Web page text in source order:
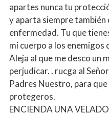
apartes nunca tu
y aparta siempre
enfermedad. Tu que
mi cuerpo a los
Aleja al que me desco un
perjudicar. . rucga al
Padres Nuestro, para
protegeros.
ENCIENDA UNA